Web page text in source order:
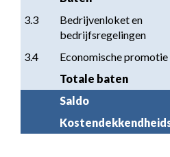
3.3
Bedrijvenloket en
bedrijfsregelingen
3.4 Economische promotie
Totale baten
Saldo